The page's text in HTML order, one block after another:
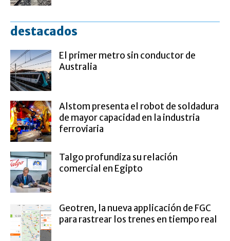
destacados
El primer metro sin conductor de
Australia
Alstom presenta el robot de soldadura
de mayor capacidad en la industria
ferroviaria
Talgo profundiza su relación
comercial en Egipto
Geotren, la nueva applicación de FGC
para rastrear los trenes en tiempo real